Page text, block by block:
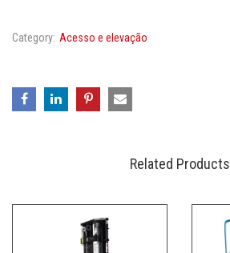
Category: Acesso e elevação
Related Products